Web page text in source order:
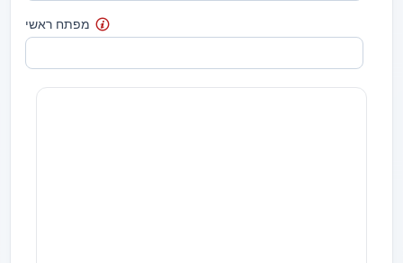
מפתח ראשי